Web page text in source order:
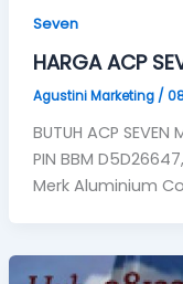
Seven
HARGA ACP
Agustini Marketing /
BUTUH ACP SEVEN
PIN BBM
Merk Aluminium